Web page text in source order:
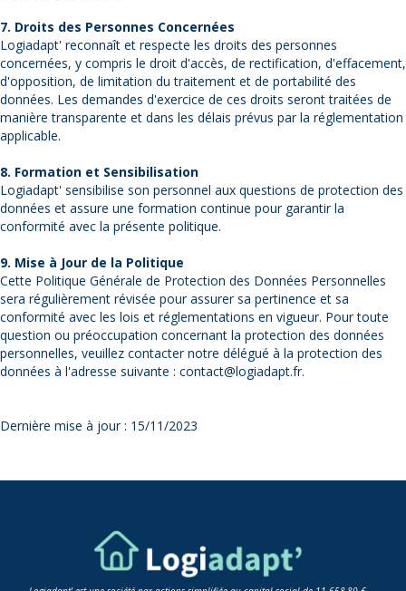
7. Droits des Personnes Concernées
Logiadapt' reconnaît et respecte les droits des personnes
concernées, y compris le droit d'accès, de rectification, d'effacement,
d'opposition, de limitation du traitement et de portabilité des
données. Les demandes d'exercice de ces droits seront traitées de
manière transparente et dans les délais prévus par la réglementation
applicable.
8. Formation et Sensibilisation
Logiadapt' sensibilise son personnel aux questions de protection des
données et assure une formation continue pour garantir la
conformité avec la présente politique.
9. Mise à Jour de la Politique
Cette Politique Générale de Protection des Données Personnelles
sera régulièrement révisée pour assurer sa pertinence et sa
conformité avec les lois et réglementations en vigueur. Pour toute
question ou préoccupation concernant la protection des données
personnelles, veuillez contacter notre délégué à la protection des
données à l'adresse suivante : contact@logiadapt.fr.
Dernière mise à jour : 15/11/2023